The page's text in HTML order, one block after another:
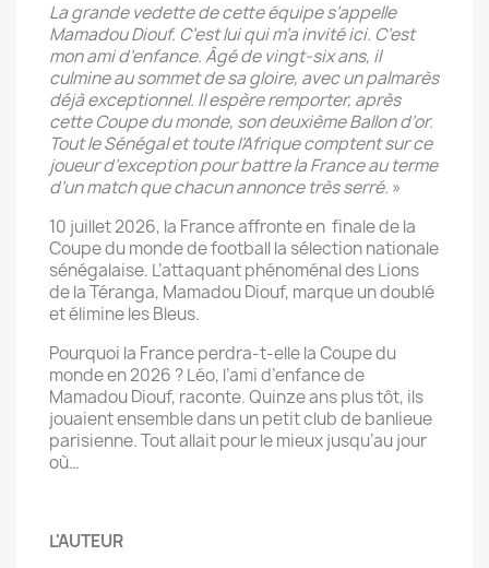
La grande vedette de cette équipe s’appelle
Mamadou Diouf. C’est lui qui m’a invité ici. C’est
mon ami d’enfance. Âgé de vingt-six ans, il
culmine au sommet de sa gloire, avec un palmarès
déjà exceptionnel. Il espère remporter, après
cette Coupe du monde, son deuxième Ballon d’or.
Tout le Sénégal et toute l’Afrique comptent sur ce
joueur d’exception pour battre la France au terme
d’un match que chacun annonce très serré. »
10 juillet 2026, la France affronte en finale de la
Coupe du monde de football la sélection nationale
sénégalaise. L’attaquant phénoménal des Lions
de la Téranga, Mamadou Diouf, marque un doublé
et élimine les Bleus.
Pourquoi la France perdra-t-elle la Coupe du
monde en 2026 ? Léo, l’ami d’enfance de
Mamadou Diouf, raconte. Quinze ans plus tôt, ils
jouaient ensemble dans un petit club de banlieue
parisienne. Tout allait pour le mieux jusqu’au jour
où…
L'AUTEUR